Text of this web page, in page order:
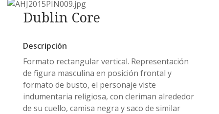
Dublin Core
Descripción
Formato rectangular vertical. Representación
de figura masculina en posición frontal y
formato de busto, el personaje viste
indumentaria religiosa, con cleriman alrededor
de su cuello, camisa negra y saco de similar